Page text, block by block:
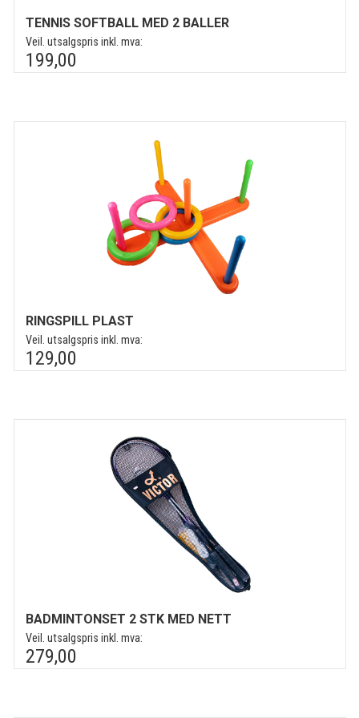
TENNIS SOFTBALL MED 2 BALLER
Veil. utsalgspris inkl. mva:
199,00
RINGSPILL PLAST
Veil. utsalgspris inkl. mva:
129,00
BADMINTONSET 2 STK MED NETT
Veil. utsalgspris inkl. mva:
279,00